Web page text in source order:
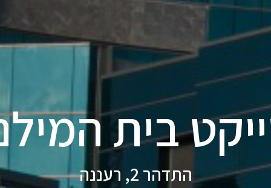
בית
התדהר 2, רעננה